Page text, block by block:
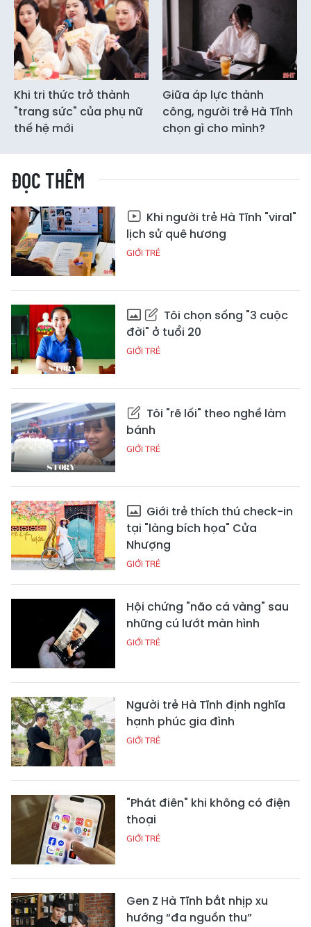
Khi tri thức trở thành
"trang sức" của phụ nữ
thế hệ mới
Giữa áp lực thành
công, người trẻ Hà Tĩnh
chọn gì cho mình?
ĐỌC THÊM
Khi người trẻ Hà Tĩnh "viral"
lịch sử quê hương
GIỚI TRẺ
Tôi chọn sống "3 cuộc
đời" ở tuổi 20
GIỚI TRẺ
Tôi "rẽ lối" theo nghề làm
bánh
GIỚI TRẺ
Giới trẻ thích thú check-in
tại "làng bích họa" Cửa
Nhượng
GIỚI TRẺ
Hội chứng "não cá vàng" sau
những cú lướt màn hình
GIỚI TRẺ
Người trẻ Hà Tĩnh định nghĩa
hạnh phúc gia đình
GIỚI TRẺ
"Phát điên" khi không có điện
thoại
GIỚI TRẺ
Gen Z Hà Tĩnh bắt nhịp xu
hướng “đa nguồn thu”